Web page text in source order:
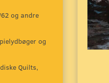
og andre
og
Quilts,